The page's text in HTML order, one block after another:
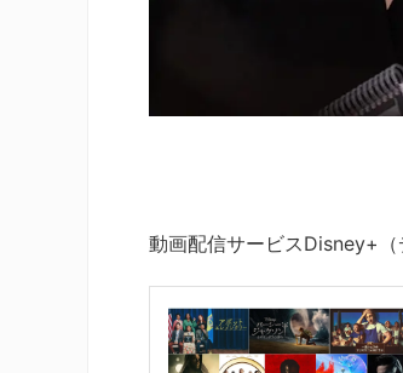
動画配信サービスDisney+（